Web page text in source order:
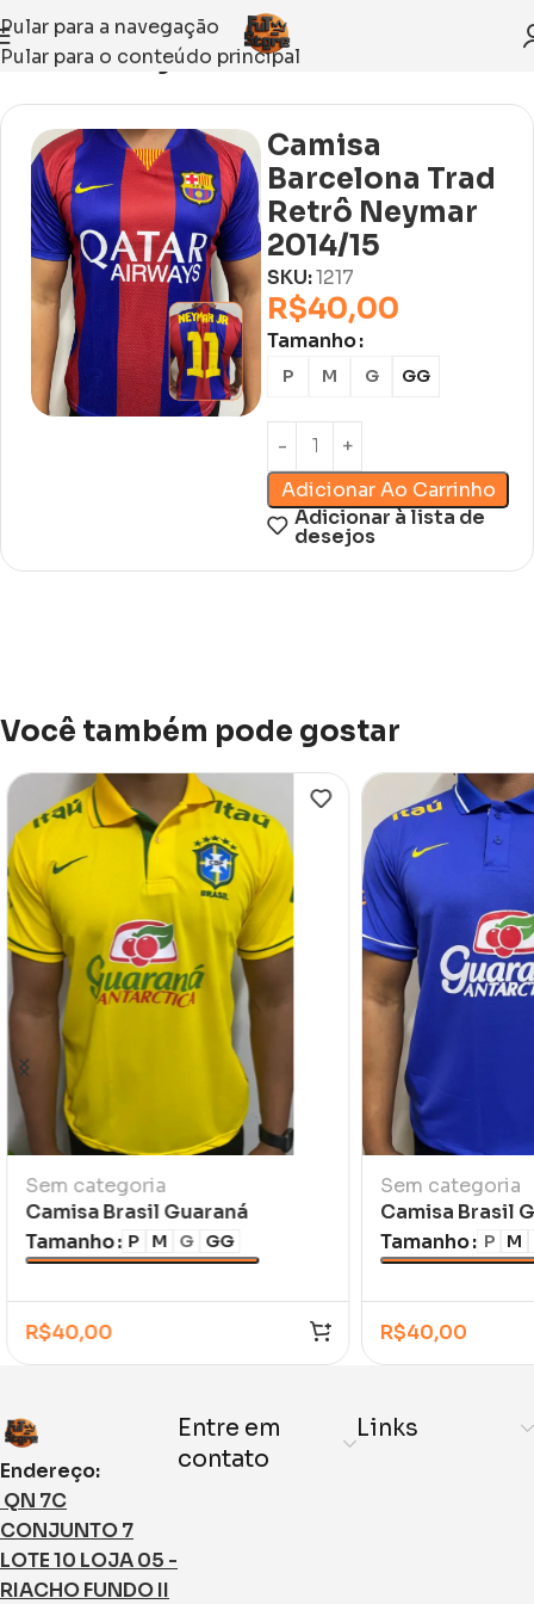
Pular para a navegação
Pular para o conteúdo principal
Início Sem categoria
Camisa
Barcelona Trad
Retrô Neymar
2014/15
SKU:1217
R$40,00
Tamanho
P M G GG
Adicionar Ao Carrinho
Adicionar à lista de
desejos
Você também pode gostar
Sem categoria
Camisa Brasil Guaraná
Amarela
Tamanho P M G GG
R$40,00
Sem categoria
Camisa Brasil
Escuro
Tamanho P M
R$40,00
Endereço:
QN 7C
CONJUNTO 7
LOTE 10 LOJA 05 -
RIACHO FUNDO II
Entre em
contato
Links